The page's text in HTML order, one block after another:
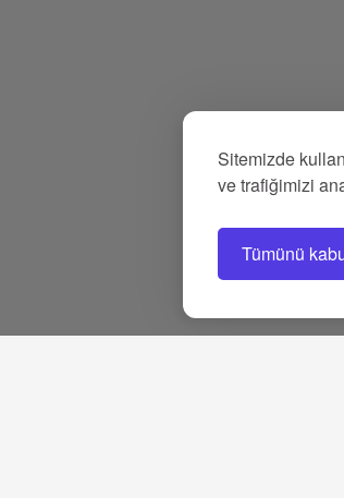
Sitemizde
ve trafiğimizi
Tümünü